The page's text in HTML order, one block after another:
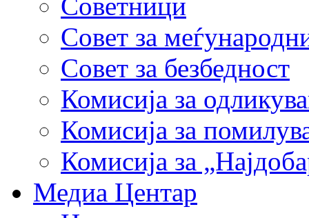
Советници
Совет за
Совет за безбедност
Комисија за
Комисија за
Комисија за
Медиа Центар